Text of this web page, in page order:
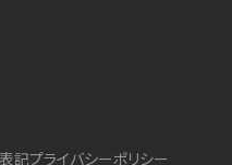
記プライバシーポリシー